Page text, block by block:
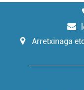
Arretxinaga